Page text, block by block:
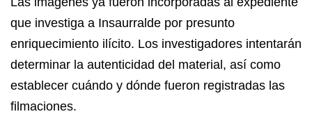
que investiga a Insaurralde por presunto
enriquecimiento ilícito. Los investigadores intentarán
determinar la autenticidad del material, así como
establecer cuándo y dónde fueron registradas las
filmaciones.